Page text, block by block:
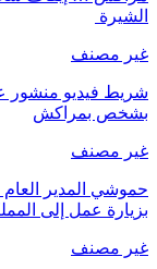
الشيرة
غير مصنف
شريط فيديو منشور
بشخص بمراكش
غير مصنف
حموشي المدير العام
بزيارة عمل إلى
غير مصنف